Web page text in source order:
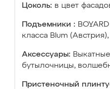
Цоколь: в цвет
Подъемники :
класса Blum
Аксессуары:
бутылочницы,
Пристеночный